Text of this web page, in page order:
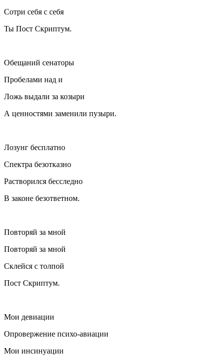
Сотри себя с себя
Ты Пост Скриптум.
Обещаний сенаторы
Пробелами над и
Ложь выдали за козыри
А ценностями заменили пузыри.
Лозунг бесплатно
Спектра безотказно
Растворился бесследно
В законе безответном.
Повторяй за мной
Повторяй за мной
Склейся с толпой
Пост Скриптум.
Мои девиации
Опровержение психо-авиации
Мои инсинуации